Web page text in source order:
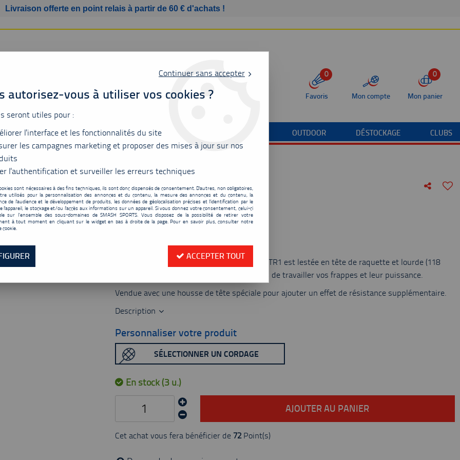
Livraison offerte en point relais à partir de 60 € d'achats !
0
Favoris Mon compte
0
Mon panier
BAGAGERIE ACCESSOIRES OUTDOOR DÉSTOCKAGE CLUBS
Yonex Isometric Training 1
72,00€TTCau lieu de80,00
La raquette de badminton Yonex Isometric TR1 est lestée en tête de raquette et lourde (118
grs). Elle est idéale pour l'entraînement afin de travailler vos frappes et leur puissance.
Vendue avec une housse de tête spéciale pour ajouter un effet de résistance supplémentaire.
Description
Personnaliser votre produit
SÉLECTIONNER UN CORDAGE
En stock (3 u.)
AJOUTER AU PANIER
Cet achat vous fera bénéficier de 72Point(s)
Continuer sans accepter
autorisez-vous à utiliser vos cookies ?
seront utiles pour :
l'interface et les fonctionnalités du site
les campagnes marketing et proposer des mises à jour sur nos
l'authentification et surveiller les erreurs techniques
sont nécessaires à des fins techniques, ils sont donc dispensés de consentement. D'autres, non obligatoires,
utilisés pour la personnalisation des annonces et du contenu, la mesure des annonces et du contenu, la
de l'audience et le développement de produits, les données de géolocalisation précises et l'identification par le
l'appareil, le stockage et/ou l'accès aux informations sur un appareil. Si vous donnez votre consentement, celui-ci
sur l’ensemble des sous-domaines de SMASH SPORTS. Vous disposez de la possibilité de retirer votre
à tout moment en cliquant sur le widget en bas à droite de la page. Pour en savoir plus, consulter notre
cookie.
ACCEPTER TOUT